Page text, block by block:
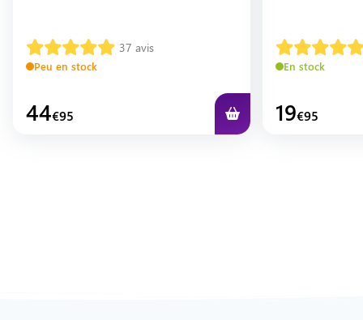
37 avis
Peu en stock
44€95
En stock
19€95